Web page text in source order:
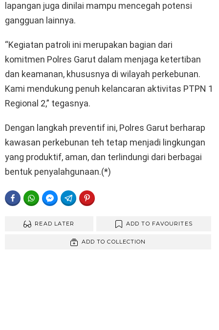
lapangan juga dinilai mampu mencegah potensi
gangguan lainnya.
“Kegiatan patroli ini merupakan bagian dari
komitmen Polres Garut dalam menjaga ketertiban
dan keamanan, khususnya di wilayah perkebunan.
Kami mendukung penuh kelancaran aktivitas PTPN 1
Regional 2,” tegasnya.
Dengan langkah preventif ini, Polres Garut berharap
kawasan perkebunan teh tetap menjadi lingkungan
yang produktif, aman, dan terlindungi dari berbagai
bentuk penyalahgunaan.(*)
FACEBOOKWHATSAPPFACEBOOK MESSENGER
TELEGRAM
READ LATER ADD TO FAVOURITES
ADD TO COLLECTION